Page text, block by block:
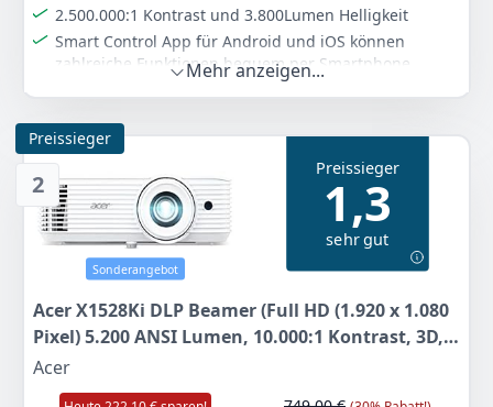
2.500.000:1 Kontrast und 3.800Lumen Helligkeit
Smart Control App für Android und iOS können
zahlreiche Funktionen bequem per Smartphone
Farbe
- Optoma -
74900 €
Mehr anzeigen...
2
Preissieger
Sonderangebot
Preissieger
1,3
sehr gut
Acer X1528Ki DLP Beamer (Full HD (1.920 x 1.080
Pixel) 5.200 ANSI Lumen, 10.000:1 Kontrast, 3D,
Keystone, 1x 3 Watt Lautsprecher, HDMI (HDCP))
weiß, Home Cinema/Business
Acer